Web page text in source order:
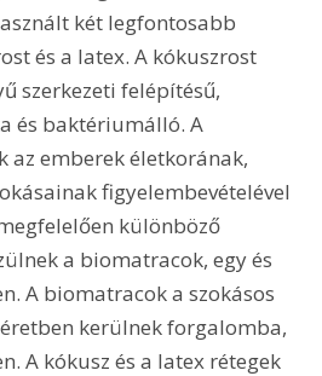
két legfontosabb
és a latex. A kókuszrost
szerkezeti felépítésű,
és baktériumálló. A
az emberek életkorának,
figyelembevételével
különböző
a biomatracok, egy és
A biomatracok a szokásos
kerülnek forgalomba,
A kókusz és a latex rétegek